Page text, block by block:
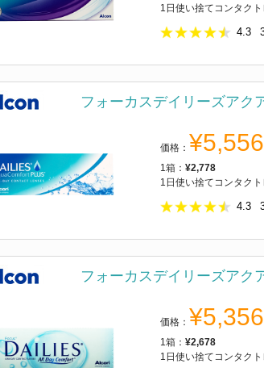
1日使い捨てコンタク
4.3
フォーカスデイリーズアク
価格： ¥5,556
1箱： ¥2,778
1日使い捨てコンタク
4.3
フォーカスデイリーズアク
価格： ¥5,356
1箱： ¥2,678
1日使い捨てコンタク